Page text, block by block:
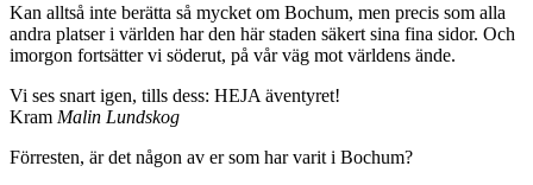
Kan alltså inte berätta så mycket om Bochum, men precis som alla
andra platser i världen har den här staden säkert sina fina sidor. Och
imorgon fortsätter vi söderut, på vår väg mot världens ände.
Vi ses snart igen, tills dess: HEJA äventyret!
Kram Malin Lundskog
Förresten, är det någon av er som har varit i Bochum?